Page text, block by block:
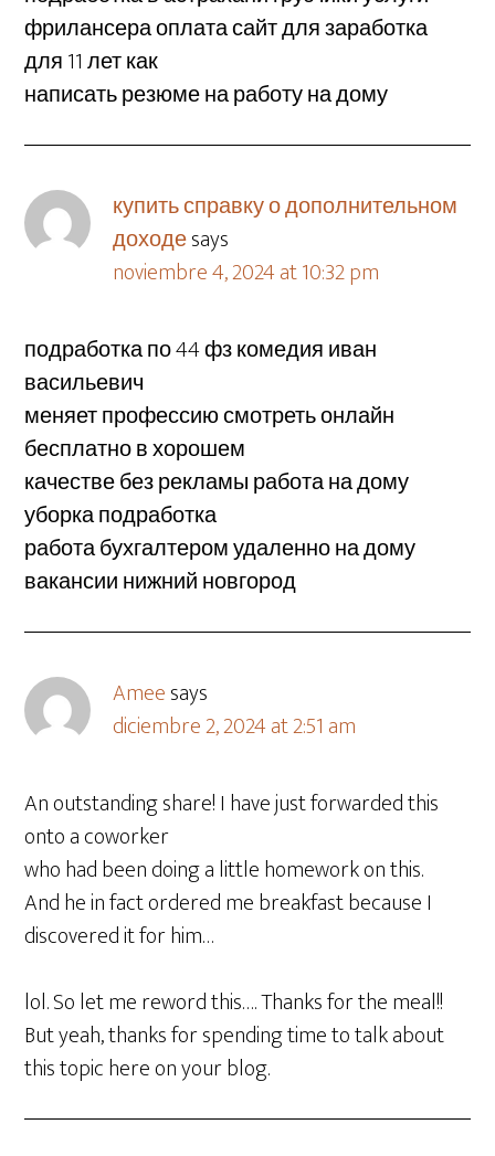
фрилансера оплата сайт для заработка
для 11 лет как
написать резюме на работу на дому
купить справку о дополнительном
доходеsays
noviembre 4, 2024 at 10:32 pm
подработка по 44 фз комедия иван
васильевич
меняет профессию смотреть онлайн
бесплатно в хорошем
качестве без рекламы работа на дому
уборка подработка
работа бухгалтером удаленно на дому
вакансии нижний новгород
Ameesays
diciembre 2, 2024 at 2:51 am
An outstanding share! I have just forwarded this
onto a coworker
who had been doing a little homework on this.
And he in fact ordered me breakfast because I
discovered it for him…
lol. So let me reword this…. Thanks for the meal!!
But yeah, thanks for spending time to talk about
this topic here on your blog.